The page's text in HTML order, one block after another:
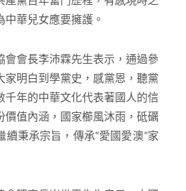
化國家新征程”四個部分展覽內
長李沛霖先生表示，通過參
家明白到學黨史，感黨恩，聽黨
千年的中華文化代表著國人的信
值內涵，國家櫛風沐雨，砥礪